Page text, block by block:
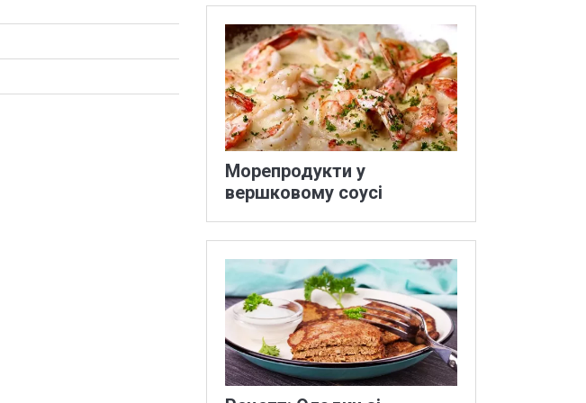
Морепродукти у
вершковому соусі